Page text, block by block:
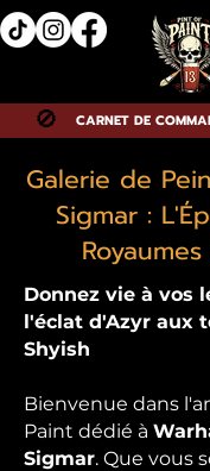
CARNET DE
🚫
Galerie de
Sigmar :
Donnez vie à vos
l'éclat d'Azyr aux
Shyish
Bienvenue dans
Paint dédié à
Sigmar. Que vous